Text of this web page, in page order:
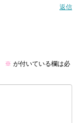
返信
※ が付いている欄は必